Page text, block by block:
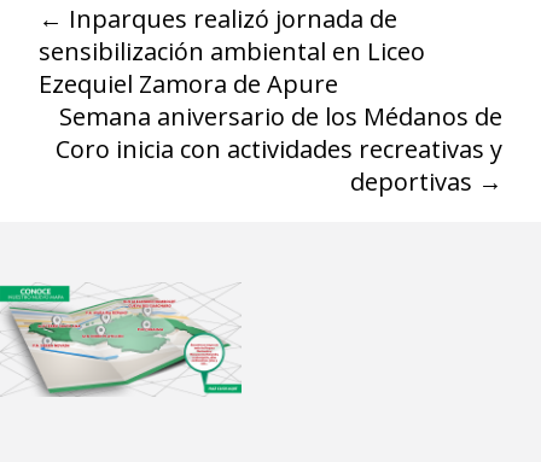
← Inparques realizó jornada de
sensibilización ambiental en Liceo
Ezequiel Zamora de Apure
Semana aniversario de los Médanos de
Coro inicia con actividades recreativas y
deportivas →